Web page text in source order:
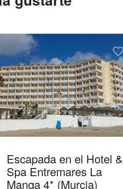
Escapada en el Hotel &
Spa Entremares La
Manga 4* (Murcia)